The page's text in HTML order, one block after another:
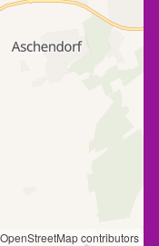
contributors